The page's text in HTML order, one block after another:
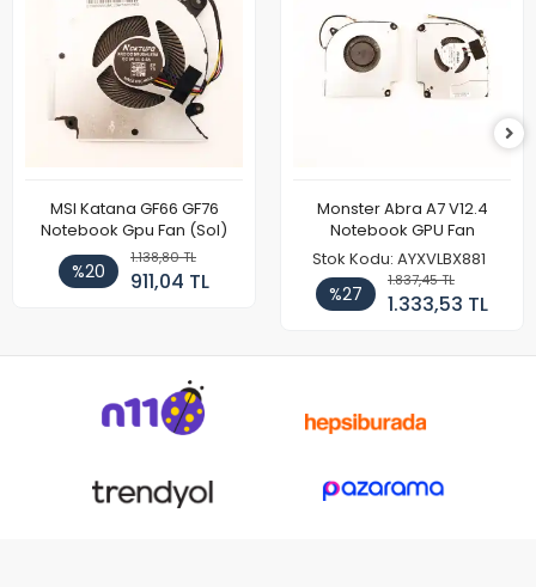
MSI Katana GF66 GF76
Notebook Gpu Fan (Sol)
%20
1.138,80 TL
911,04 TL
Monster Abra A7 V12.4
Notebook GPU Fan
Stok Kodu: AYXVLBX881
%27
1.837,45 TL
1.333,53 TL